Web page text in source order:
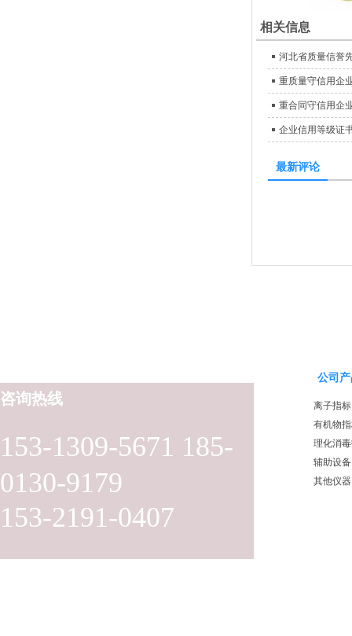
相关信息
河北省质量信誉
重质量守信用企
重合同守信用企
企业信用等级证
最新评论
153-1309-5671 185-
0130-9179
153-2191-0407
咨询热线
公司
离子指标
有机物
理化消
辅助设备
其他仪器